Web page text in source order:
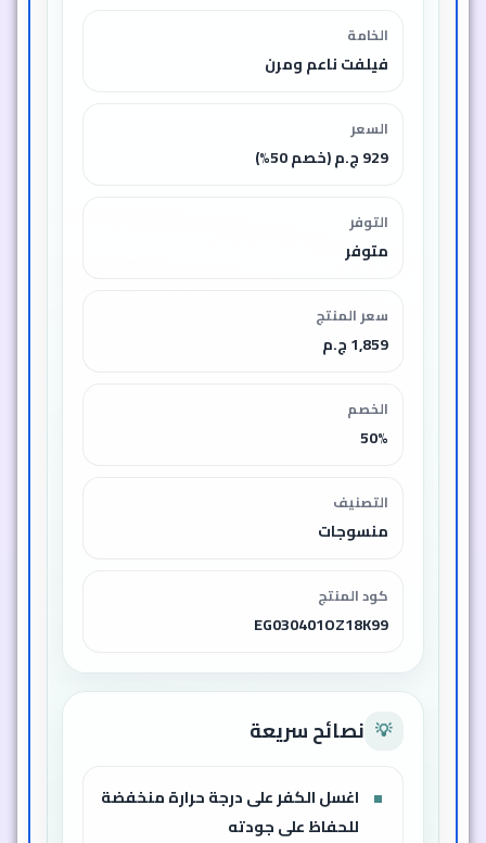
الخامة
فيلفت ناعم ومرن
السعر
929 ج.م (خصم 50%)
التوفر
متوفر
سعر المنتج
1,859 ج.م
الخصم
50%
التصنيف
منسوجات
كود المنتج
EG030401OZ18K99
💡 نصائح سريعة
اغسل الكفر على درجة حرارة منخفضة
للحفاظ على جودته